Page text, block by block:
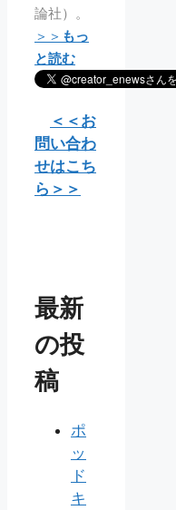
論社）。
＞＞ もっ
と読む
＜＜お
問い合わ
せはこち
ら＞＞
最新
の投
稿
ポ
ッ
ド
キ